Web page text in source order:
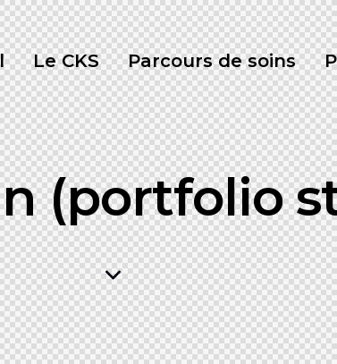
Le CKS Parcours de soins
(portfolio